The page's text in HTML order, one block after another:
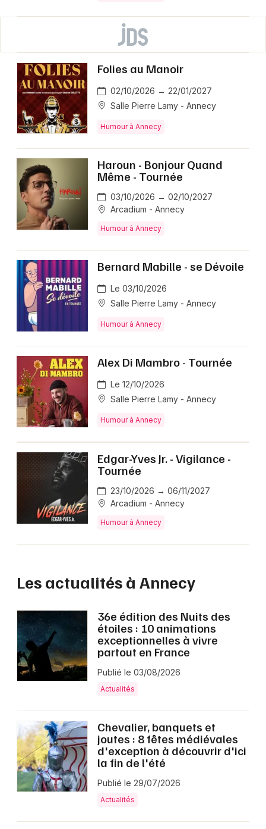
Folies au Manoir
02/10/2026 → 22/01/2027
Salle Pierre Lamy - Annecy
Humour à Annecy
Haroun - Bonjour Quand
Même - Tournée
03/10/2026 → 02/10/2027
Arcadium - Annecy
Humour à Annecy
Bernard Mabille - se Dévoile
Le 03/10/2026
Salle Pierre Lamy - Annecy
Humour à Annecy
Alex Di Mambro - Tournée
Le 12/10/2026
Salle Pierre Lamy - Annecy
Humour à Annecy
Edgar-Yves Jr. - Vigilance -
Tournée
23/10/2026 → 06/11/2027
Arcadium - Annecy
Humour à Annecy
Les actualités à Annecy
36e édition des Nuits des
étoiles : 10 animations
exceptionnelles à vivre
partout en France
Publié le 03/08/2026
Actualités
Chevalier, banquets et
joutes : 8 fêtes médiévales
d'exception à découvrir d'ici
la fin de l'été
Publié le 29/07/2026
Actualités